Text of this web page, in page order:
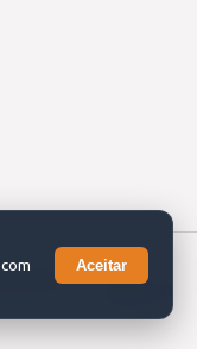
Aceitar